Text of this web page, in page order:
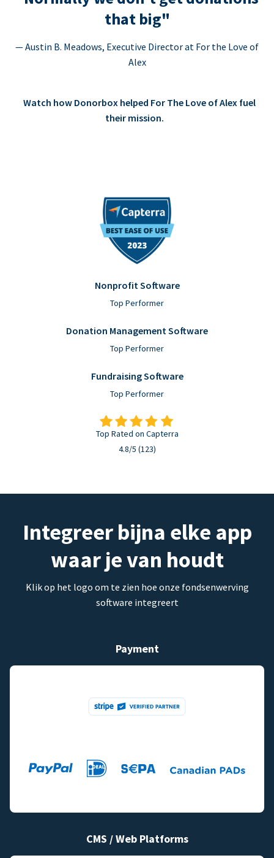
that big"
— Austin B. Meadows, Executive Director at For the Love of
Alex
Watch how Donorbox helped For The Love of Alex fuel
their mission.
Nonprofit Software
Top Performer
Donation Management Software
Top Performer
Fundraising Software
Top Performer
Top Rated on Capterra
4.8/5 (123)
Integreer bijna elke app
waar je van houdt
Klik op het logo om te zien hoe onze fondsenwerving
software integreert
Payment
CMS / Web Platforms